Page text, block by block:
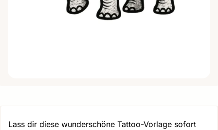
Lass dir diese wunderschöne Tattoo-Vorlage sofort